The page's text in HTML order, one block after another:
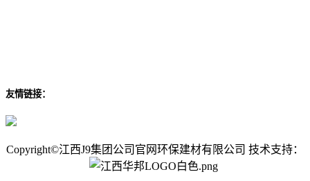
友情链接：
Copyright©江西J9集团公司官网环保建材有限公司 技术支持：